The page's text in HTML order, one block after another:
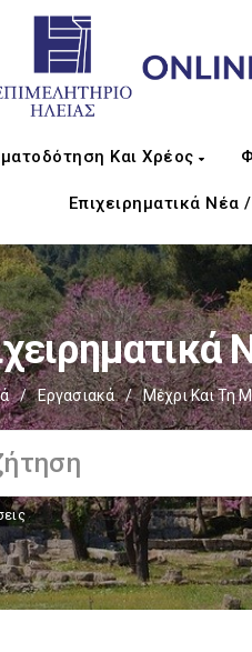
Και Χρέος
Επιχειρηματικά Νέα
/ Εργασιακά / Μέχρι Και Τη